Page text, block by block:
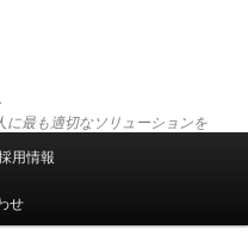
に最も適切なソリューションを
用情報
せ